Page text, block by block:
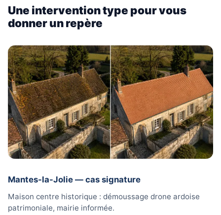
Une intervention type pour vous
donner un repère
Mantes-la-Jolie — cas signature
Maison centre historique : démoussage drone ardoise
patrimoniale, mairie informée.